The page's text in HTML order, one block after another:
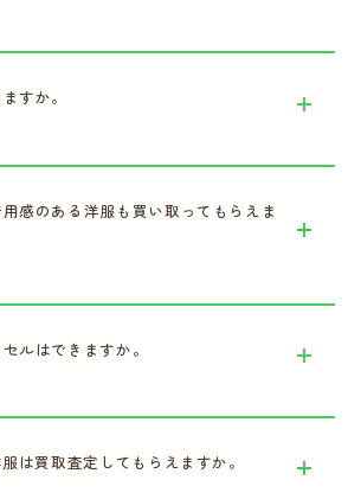
すか。
感のある洋服も買い取ってもらえま
ルはできますか。
は買取査定してもらえますか。